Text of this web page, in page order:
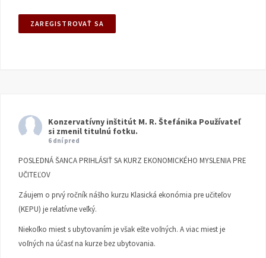
Konzervatívny inštitút M. R. Štefánika Používateľ
si zmenil titulnú fotku.
6 dní pred
POSLEDNÁ ŠANCA PRIHLÁSIŤ SA KURZ EKONOMICKÉHO MYSLENIA PRE
UČITEĽOV
Záujem o prvý ročník nášho kurzu Klasická ekonómia pre učiteľov
(KEPU) je relatívne veľký.
Niekoľko miest s ubytovaním je však ešte voľných. A viac miest je
voľných na účasť na kurze bez ubytovania.